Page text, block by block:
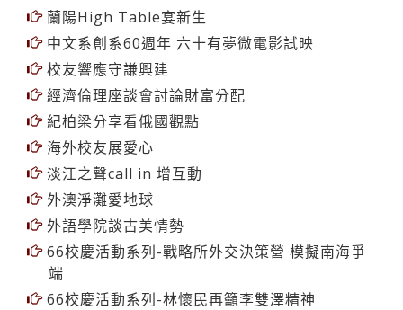
蘭陽High Table宴新生
中文系創系60週年 六十有夢微電影試映
校友響應守謙興建
經濟倫理座談會討論財富分配
紀柏梁分享看俄國觀點
海外校友展愛心
淡江之聲call in 增互動
外澳淨灘愛地球
外語學院談古美情勢
66校慶活動系列-戰略所外交決策營 模擬南海爭
端